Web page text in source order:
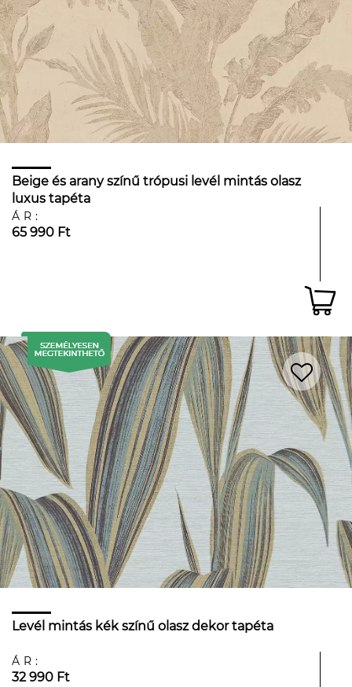
Beige és arany színű trópusi levél mintás olasz
luxus tapéta
ÁR:
65 990 Ft
Levél mintás kék színű olasz dekor tapéta
ÁR:
32 990 Ft